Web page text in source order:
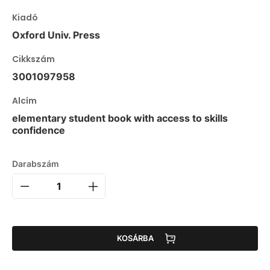
Kiadó
Oxford Univ. Press
Cikkszám
3001097958
Alcím
elementary student book with access to skills
confidence
Darabszám
KOSÁRBA